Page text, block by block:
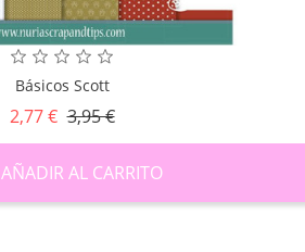
Básicos Scott
2,77 € Precio
3,95 €Precio
AÑADIR AL CARRITO